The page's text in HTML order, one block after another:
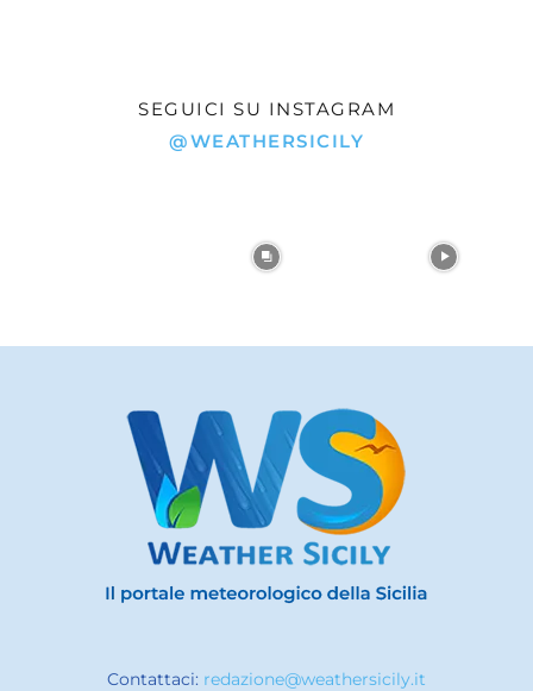
SEGUICI SU INSTAGRAM
@WEATHERSICILY
Contattaci: redazione@weathersicily.it